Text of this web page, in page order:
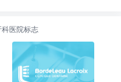
科医院标志